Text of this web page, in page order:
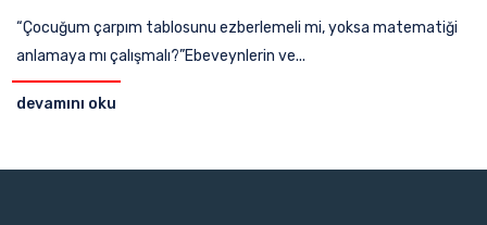
“Çocuğum çarpım tablosunu ezberlemeli mi, yoksa matematiği
anlamaya mı çalışmalı?”Ebeveynlerin ve...
devamını oku